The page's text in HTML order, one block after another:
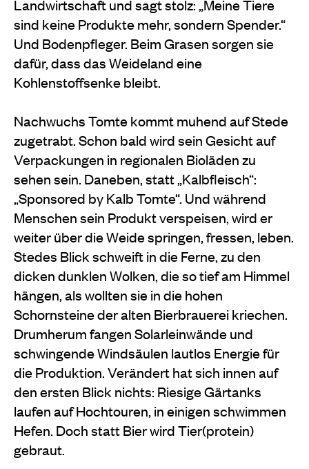
Landwirtschaft und sagt stolz: „Meine Tiere
sind keine Produkte mehr, sondern Spender.“
Und Bodenpfleger. Beim Grasen sorgen sie
dafür, dass das Weideland eine
Kohlenstoffsenke bleibt.
Nachwuchs Tomte kommt muhend auf Stede
zugetrabt. Schon bald wird sein Gesicht auf
Verpackungen in regionalen Bioläden zu
sehen sein. Daneben, statt „Kalbfleisch“:
„Sponsored by Kalb Tomte“. Und während
Menschen sein Produkt verspeisen, wird er
weiter über die Weide springen, fressen, leben.
Stedes Blick schweift in die Ferne, zu den
dicken dunklen Wolken, die so tief am Himmel
hängen, als wollten sie in die hohen
Schornsteine der alten Bierbrauerei kriechen.
Drumherum fangen Solarleinwände und
schwingende Windsäulen lautlos Energie für
die Produktion. Verändert hat sich innen auf
den ersten Blick nichts: Riesige Gärtanks
laufen auf Hochtouren, in einigen schwimmen
Hefen. Doch statt Bier wird Tier(protein)
gebraut.